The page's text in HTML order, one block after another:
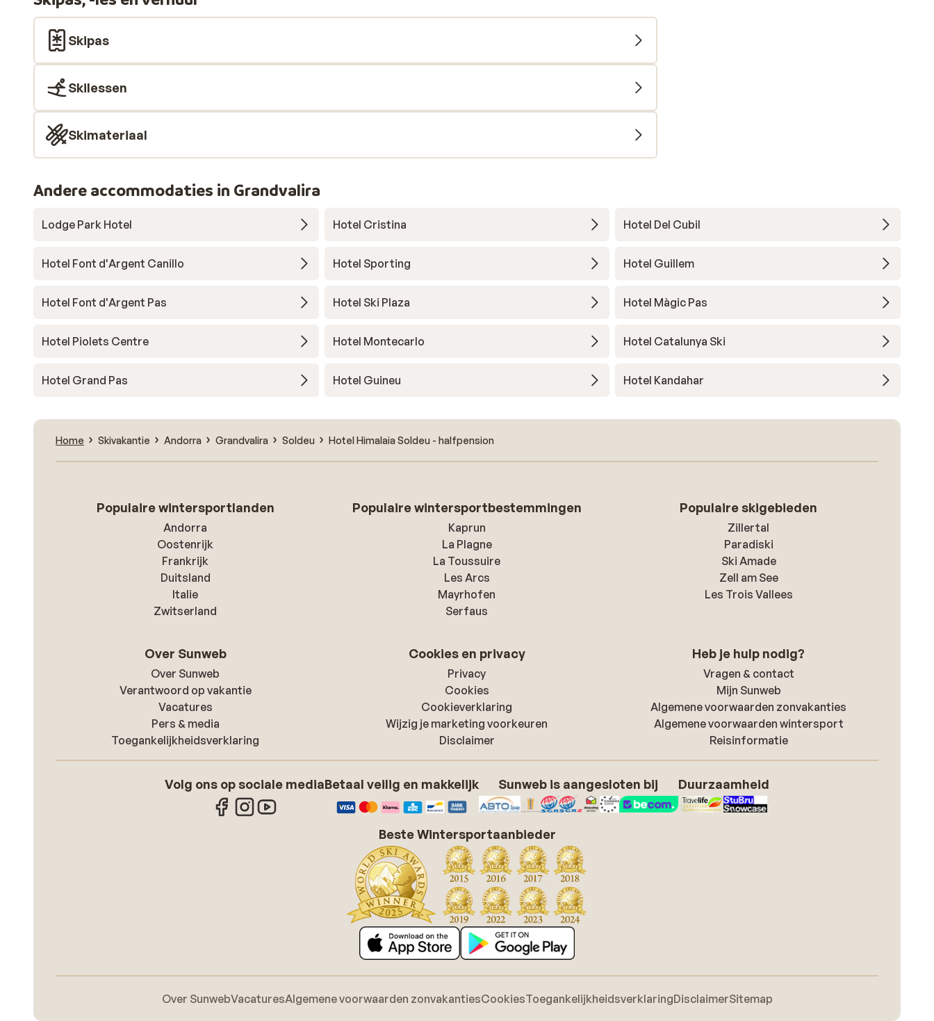
Skipas
Skilessen
Skimateriaal
Andere accommodaties in Grandvalira
Lodge Park Hotel Hotel Cristina Hotel Del Cubil
Hotel Font d'Argent Canillo Hotel Sporting Hotel Guillem
Hotel Font d'Argent Pas Hotel Ski Plaza Hotel Màgic Pas
Hotel Piolets Centre Hotel Montecarlo Hotel Catalunya Ski
Hotel Grand Pas Hotel Guineu Hotel Kandahar
Home Skivakantie Andorra Grandvalira Soldeu Hotel Himalaia Soldeu - halfpension
Populaire wintersportlanden
Andorra
Oostenrijk
Frankrijk
Duitsland
Italie
Zwitserland
Populaire wintersportbestemmingen
Kaprun
La Plagne
La Toussuire
Les Arcs
Mayrhofen
Serfaus
Populaire skigebieden
Zillertal
Paradiski
Ski Amade
Zell am See
Les Trois Vallees
Over Sunweb
Over Sunweb
Verantwoord op vakantie
Vacatures
Pers & media
Toegankelijkheidsverklaring
Cookies en privacy
Privacy
Cookies
Cookieverklaring
Wijzig je marketing voorkeuren
Disclaimer
Heb je hulp nodig?
Vragen & contact
Mijn Sunweb
Algemene voorwaarden zonvakanties
Algemene voorwaarden wintersport
Reisinformatie
Volg ons op sociale mediaBetaal veilig en makkelijk Sunweb is aangesloten bij Duurzaamheid
Beste Wintersportaanbieder
Over SunwebVacaturesAlgemene voorwaarden zonvakantiesCookiesToegankelijkheidsverklaringDisclaimerSitemap